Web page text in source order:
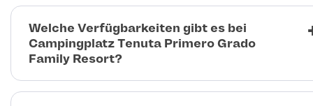
Welche Verfügbarkeiten gibt es bei
Campingplatz Tenuta Primero Grado
Family Resort?